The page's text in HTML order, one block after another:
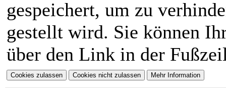
gespeichert, um zu
gestellt wird. Sie können
über den Link in der